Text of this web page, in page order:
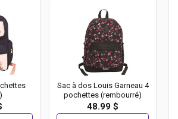
Sac à dos Louis Garneau 4
pochettes (rembourré)
48.99 $